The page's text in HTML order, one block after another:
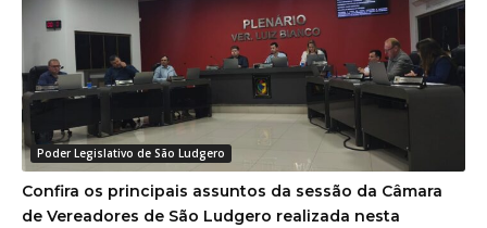
Poder Legislativo de São Ludgero
Confira os principais assuntos da sessão da Câmara
de Vereadores de São Ludgero realizada nesta